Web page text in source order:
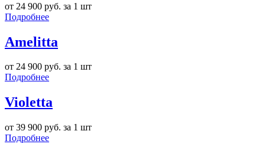
от 24 900 руб. за 1 шт
Подробнее
Amelitta
от 24 900 руб. за 1 шт
Подробнее
Violetta
от 39 900 руб. за 1 шт
Подробнее